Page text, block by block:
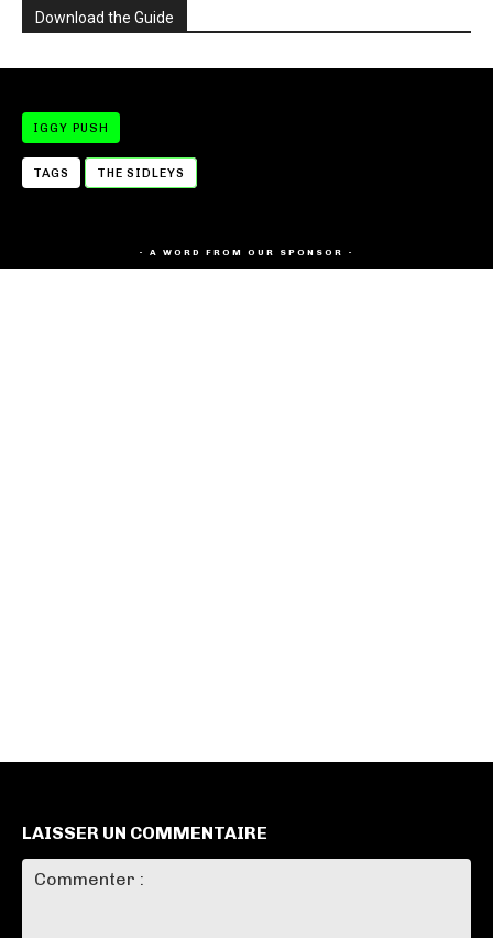
Download the Guide
IGGY PUSH
TAGS THE SIDLEYS
- A WORD FROM OUR SPONSOR -
LAISSER UN COMMENTAIRE